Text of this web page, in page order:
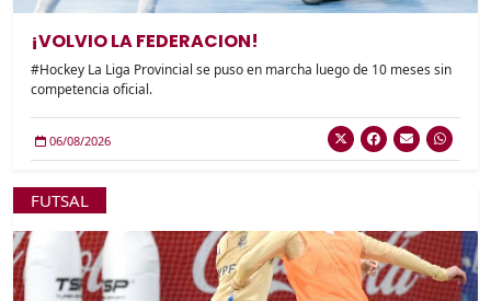
¡VOLVIO LA FEDERACION!
#Hockey La Liga Provincial se puso en marcha luego de 10 meses sin
competencia oficial.
06/08/2026
FUTSAL